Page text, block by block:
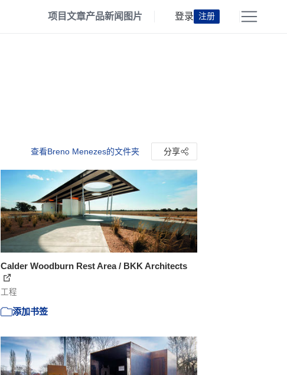
项目文章产品新闻 图片 登录 注册
查看Breno Menezes的文件夹 分享
Calder Woodburn Rest Area / BKK Architects
工程
添加书签